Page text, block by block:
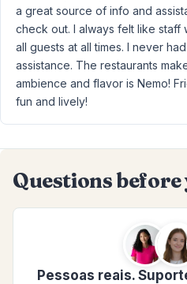
a great source of info and
check out. I always felt like
all guests at all times. I never
assistance. The restaurants
ambience and flavor is Nemo!
fun and lively!
Questions before
Pessoas reais.